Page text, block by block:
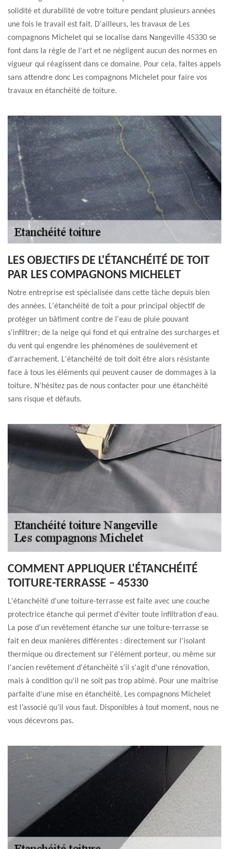
solidité et durabilité de votre toiture pendant plusieurs années
une fois le travail est fait. D'ailleurs, les travaux de Les
compagnons Michelet qui se localise dans Nangeville 45330 se
font dans la règle de l'art et ne négligent aucun des normes en
vigueur qui réagissent dans ce domaine. Pour cela, faites appels
sans attendre donc Les compagnons Michelet pour faire vos
travaux en étanchéité de toiture.
LES OBJECTIFS DE L'ÉTANCHÉITÉ DE TOIT
PAR LES COMPAGNONS MICHELET
Notre entreprise est spécialisée dans cette tâche depuis bien
des années. L'étanchéité de toit a pour principal objectif de
protéger un bâtiment contre de l'eau de pluie pouvant
s'infiltrer; de la neige qui fond et qui entraîne des surcharges et
du vent qui engendre les phénomènes de soulèvement et
d'arrachement. L'étanchéité de toit doit être alors résistante
face à tous les éléments qui peuvent causer de dommages à la
toiture. N’hésitez pas de nous contacter pour une étanchéité
sans risque et défauts.
COMMENT APPLIQUER L'ÉTANCHÉITÉ
TOITURE-TERRASSE – 45330
L'étanchéité d'une toiture-terrasse est faite avec une couche
protectrice étanche qui permet d'éviter toute infiltration d'eau.
La pose d'un revêtement étanche sur une toiture-terrasse se
fait en deux manières différentes : directement sur l'isolant
thermique ou directement sur l'élément porteur, ou même sur
l'ancien revêtement d'étanchéité s'il s'agit d'une rénovation,
mais à condition qu'il ne soit pas trop abîmé. Pour une maîtrise
parfaite d’une mise en étanchéité, Les compagnons Michelet
est l’associé qu’il vous faut. Disponibles à tout moment, nous ne
vous décevrons pas.